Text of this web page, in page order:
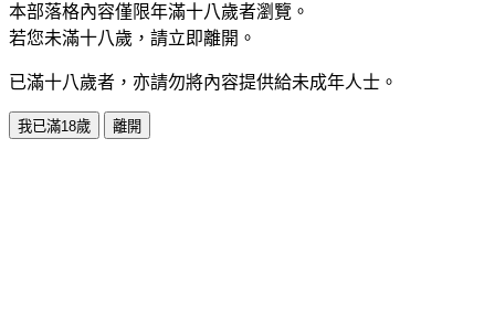
本部落格內容僅限年滿十八歲者瀏覽。
若您未滿十八歲，請立即離開。
已滿十八歲者，亦請勿將內容提供給未成年人士。
我已滿18歲 離開